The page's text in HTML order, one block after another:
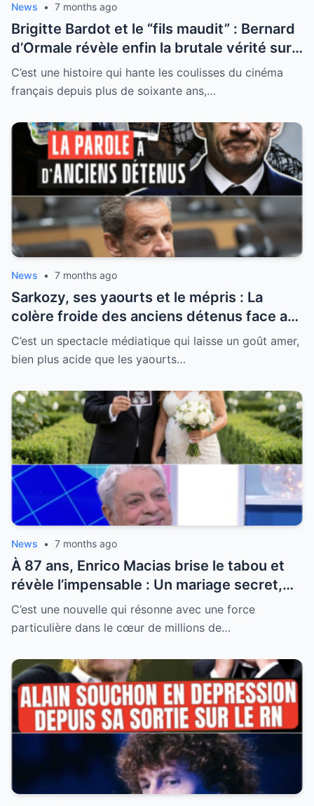
News • 7 months ago
Brigitte Bardot et le “fils maudit” : Bernard
d’Ormale révèle enfin la brutale vérité sur
une maternité sacrifiée
C’est une histoire qui hante les coulisses du cinéma
français depuis plus de soixante ans,…
News • 7 months ago
Sarkozy, ses yaourts et le mépris : La
colère froide des anciens détenus face au
“Sarko-show” indécent
C’est un spectacle médiatique qui laisse un goût amer,
bien plus acide que les yaourts…
News • 7 months ago
À 87 ans, Enrico Macias brise le tabou et
révèle l’impensable : Un mariage secret,
une promesse éternelle et la vérité sur sa
nouvelle vie
C’est une nouvelle qui résonne avec une force
particulière dans le cœur de millions de…